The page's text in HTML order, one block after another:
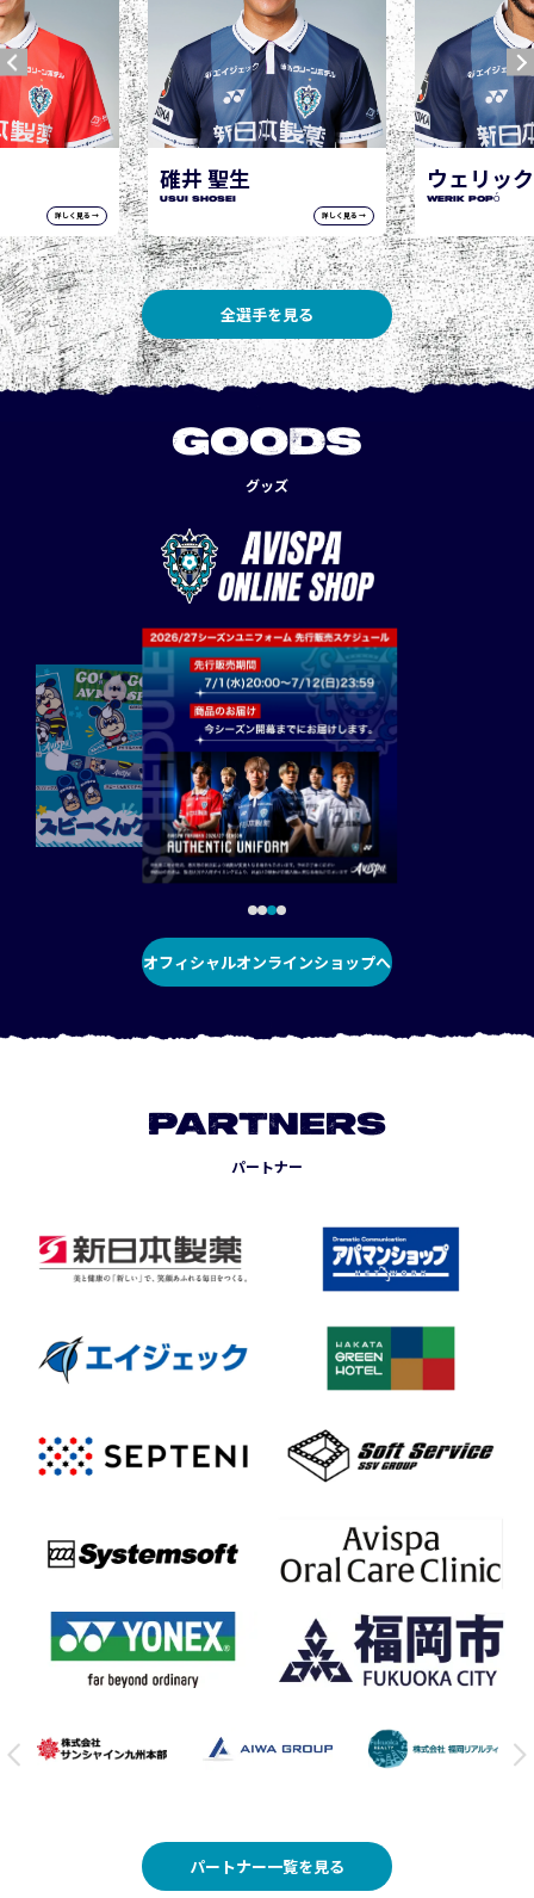
詳しく見る →
ウェリック ポポ
WERIK POPÓ
詳しく見る →
全選手を見る
GOODS
グッズ
オフィシャルオンラインショップへ
PARTNERS
パートナー
パートナー一覧を見る